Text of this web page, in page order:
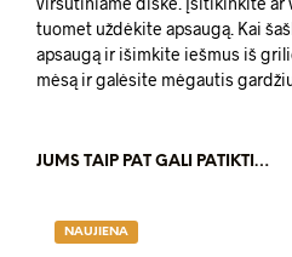
tuomet uždėkite apsaugą. Kai
apsaugą ir išimkite iešmus iš
mėsą ir galėsite mėgautis
JUMS TAIP PAT GALI PATIKTI…
NAUJIENA